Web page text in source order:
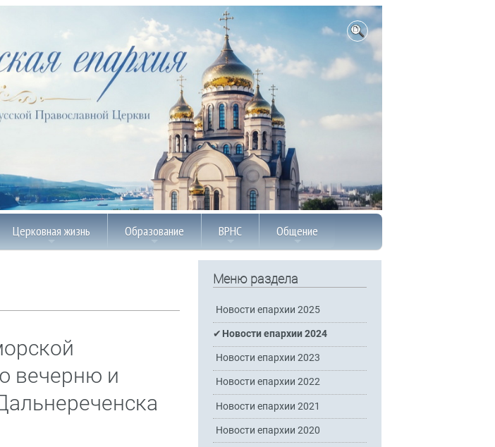
Церковная жизнь Образование ВРНС Общение
вечерню и
Меню раздела
Новости епархии 2025
Новости епархии 2024
Новости епархии 2023
Новости епархии 2022
Новости епархии 2021
Новости епархии 2020